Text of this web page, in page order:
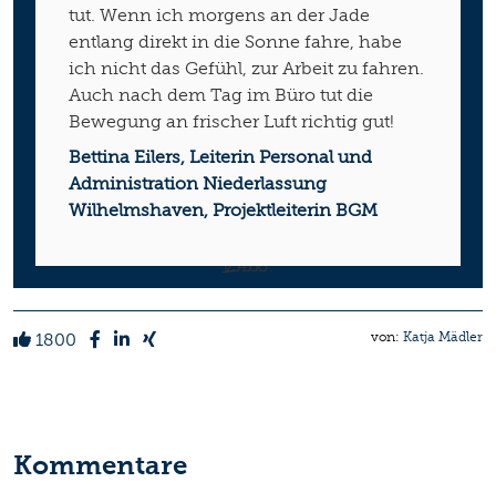
tut. Wenn ich morgens an der Jade
entlang direkt in die Sonne fahre, habe
ich nicht das Gefühl, zur Arbeit zu fahren.
Auch nach dem Tag im Büro tut die
Bewegung an frischer Luft richtig gut!
Bettina Eilers, Leiterin Personal und
Administration Niederlassung
Wilhelmshaven, Projektleiterin BGM
1800 von: Katja Mädler
Kommentare